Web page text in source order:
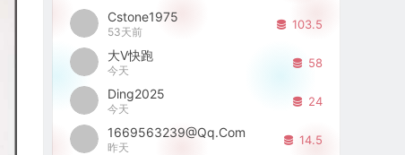
Cstone1975
53天前
103.5
大V快跑
今天
58
Ding2025
今天
24
1669563239@qq.com
昨天
14.5